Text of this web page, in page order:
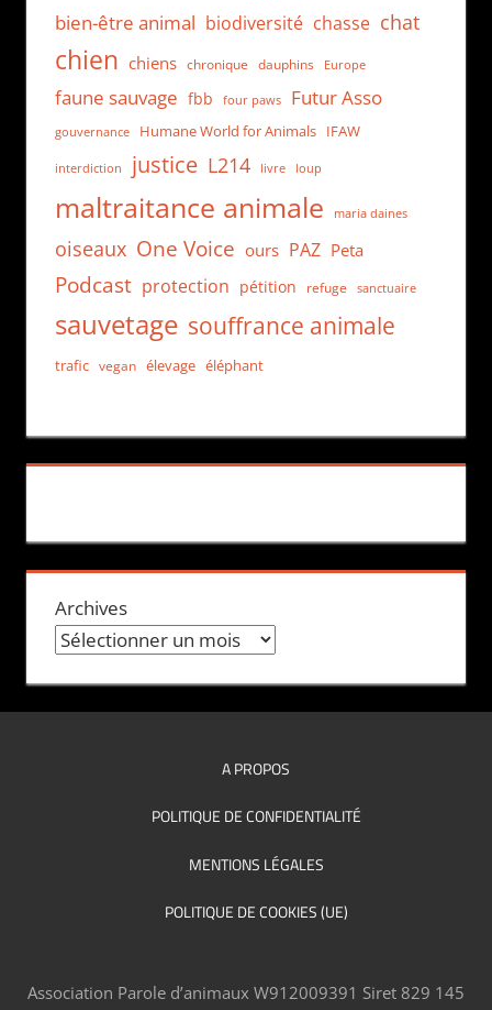
bien-être animal biodiversité chasse chat
chien chiens chronique dauphins Europe
faune sauvage fbb four paws Futur Asso
gouvernance Humane World for Animals IFAW
interdiction justice L214 livre loup
maltraitance animale maria daines
oiseaux One Voice ours PAZ Peta
Podcast protection pétition refuge sanctuaire
sauvetage souffrance animale
trafic vegan élevage éléphant
Archives
A PROPOS
POLITIQUE DE CONFIDENTIALITÉ
MENTIONS LÉGALES
POLITIQUE DE COOKIES (UE)
Association Parole d’animaux W912009391 Siret 829 145